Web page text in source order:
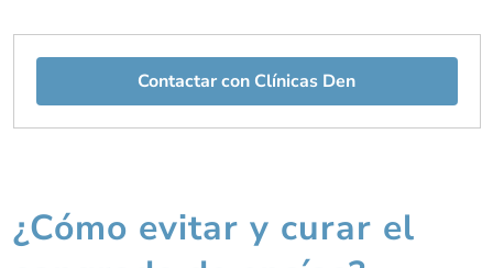
Contactar con Clínicas Den
¿Cómo evitar y curar el